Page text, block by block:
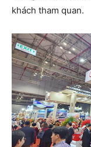
khách tham quan.